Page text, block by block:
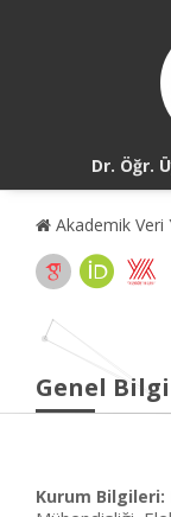
Dr. Öğr.
Akademik
Genel
Kurum Bilgileri: